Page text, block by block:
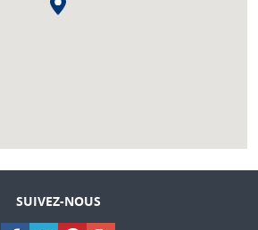
SUIVEZ-NOUS